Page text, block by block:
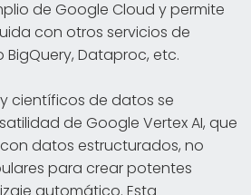
de Google Cloud y permite
con otros servicios de
Dataproc, etc.
científicos de datos se
de Google Vertex AI, que
datos estructurados, no
para crear potentes